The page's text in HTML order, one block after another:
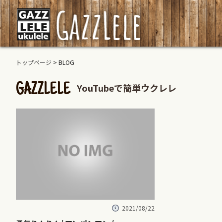
トップページ > BLOG
GAZZLELE YouTubeで簡単ウクレレ
2021/08/22